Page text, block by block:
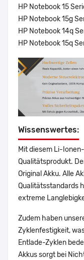
HP Notebook 15
HP Notebook 15g
HP Notebook 14q
HP Notebook 15q
Wissenswertes:
Mit diesem Li-
Qualitätsprodukt.
Original Akku. Alle
Qualitätsstandards
extreme
Zudem haben
Zyklenfestigkeit,
Entlade-Zyklen
Akkus sorgt bei